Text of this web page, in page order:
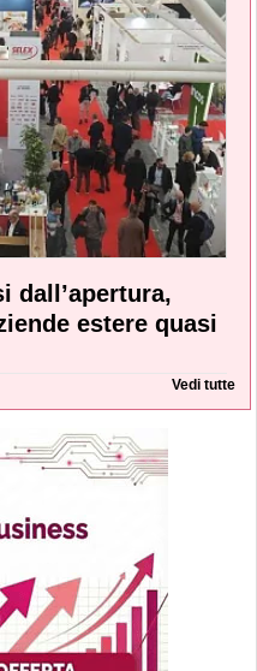
dall’apertura,
estere quasi
Vedi tutte